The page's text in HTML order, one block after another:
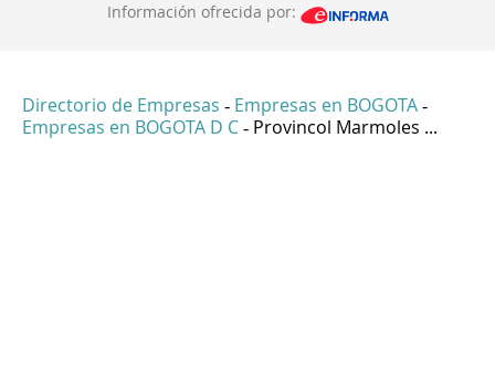
Información ofrecida por:
Directorio de Empresas - Empresas en BOGOTA -
Empresas en BOGOTA D C - Provincol Marmoles ...